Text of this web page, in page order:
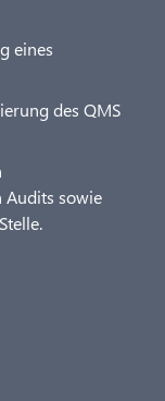
eines
des QMS
Audits sowie